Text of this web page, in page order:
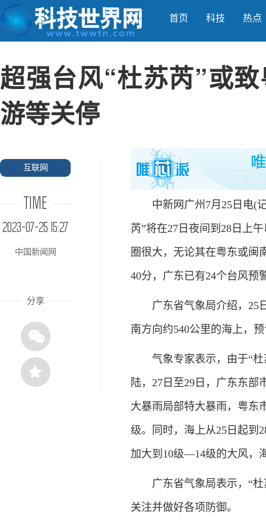
首页 科技 热点
超强台风“杜苏芮”或
游等关停
互联网
TIME
2023-07-25 15:27
中国新闻网
分享
中新网广州7月25日电(记
芮”将在27日夜间到28日上
圈很大，无论其在粤东或闽
40分，广东已有24个台风预
广东省气象局介绍，25日
南方向约540公里的海上，
气象专家表示，由于“杜
陆，27日至29日，广东东
大暴雨局部特大暴雨，粤东
级。同时，海上从25日起到
加大到10级—14级的大风，
广东省气象局表示，“杜
关注并做好各项防御。